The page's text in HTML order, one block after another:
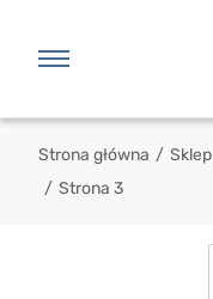
Strona główna / Sklep
/ Strona 3